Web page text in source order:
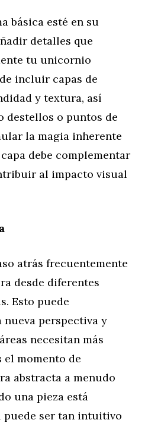
básica esté en su
detalles que
tu unicornio
incluir capas de
y textura, así
destellos o puntos de
la magia inherente
debe complementar
al impacto visual
atrás frecuentemente
desde diferentes
Esto puede
perspectiva y
necesitan más
el momento de
abstracta a menudo
una pieza está
puede ser tan intuitivo